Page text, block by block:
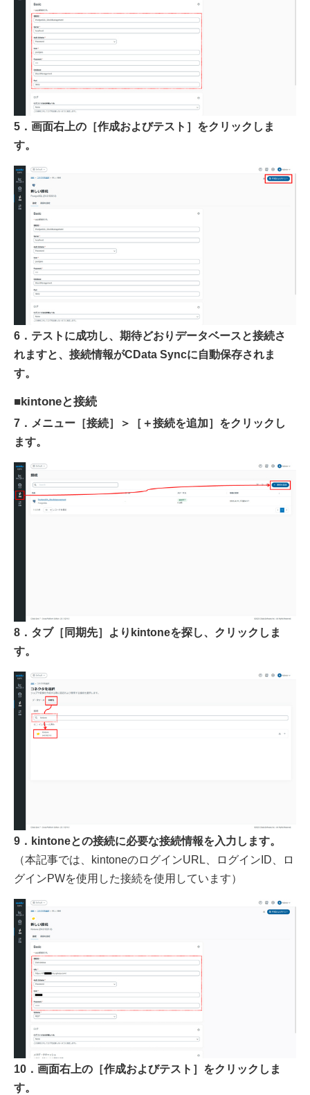
5．画面右上の［作成およびテスト］をクリックしま
す。
6．テストに成功し、期待どおりデータベースと接続さ
れますと、接続情報がCData Syncに自動保存されま
す。
■kintoneと接続
7．メニュー［接続］＞［＋接続を追加］をクリックし
ます。
8．タブ［同期先］よりkintoneを探し、クリックしま
す。
9．kintoneとの接続に必要な接続情報を入力します。
（本記事では、kintoneのログインURL、ログインID、ロ
グインPWを使用した接続を使用しています）
10．画面右上の［作成およびテスト］をクリックしま
す。